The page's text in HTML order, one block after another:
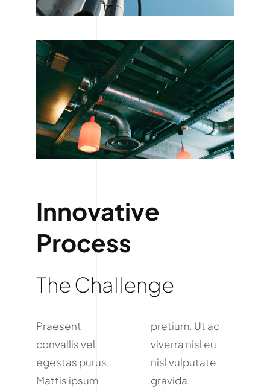
Innovative
Process
The Challenge
Praesent
convallis vel
egestas purus.
Mattis ipsum
pretium. Ut ac
viverra nisl eu
nisl vulputate
gravida.